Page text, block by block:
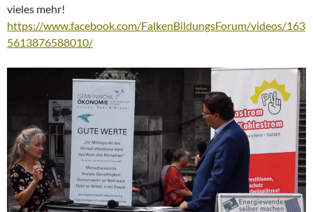
vieles mehr!
https://www.facebook.com/FalkenBildungsForum/videos/163
5613876588010/